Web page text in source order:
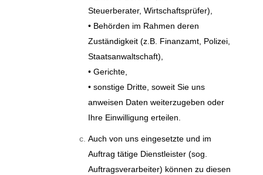
Steuerberater, Wirtschaftsprüfer),
• Behörden im Rahmen deren
Zuständigkeit (z.B. Finanzamt, Polizei,
Staatsanwaltschaft),
• Gerichte,
• sonstige Dritte, soweit Sie uns
anweisen Daten weiterzugeben oder
Ihre Einwilligung erteilen.
Auch von uns eingesetzte und im
Auftrag tätige Dienstleister (sog.
Auftragsverarbeiter) können zu diesen